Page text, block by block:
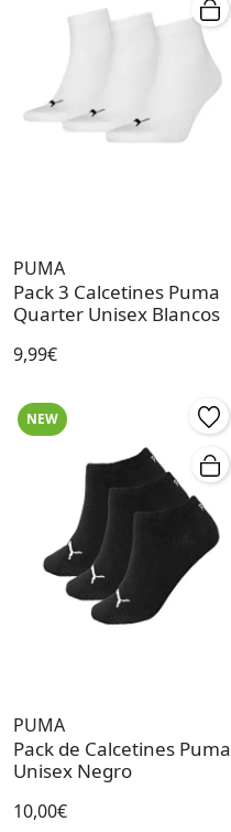
PUMA
Pack 3 Calcetines Puma
Quarter Unisex Blancos
9,99€
NEW
PUMA
Pack de Calcetines Puma
Unisex Negro
10,00€